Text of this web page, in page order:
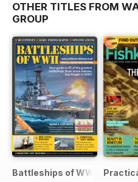
OTHER TITLES FROM
GROUP
Battleships of WWII